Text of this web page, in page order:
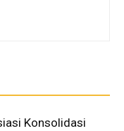
Konsolidasi